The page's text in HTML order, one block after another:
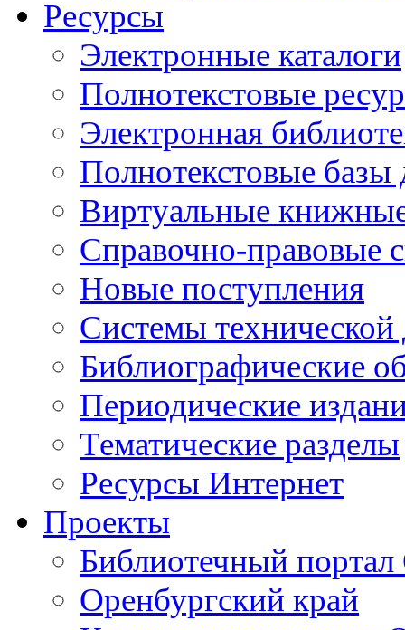
Ресурсы
Электронные каталоги
Полнотекстовые
Электронная
Полнотекстовые
Виртуальные
Справочно-правовые
Новые поступления
Cистемы
Библиографические
Периодические
Тематические разделы
Ресурсы Интернет
Проекты
Библиотечный портал
Оренбургский край